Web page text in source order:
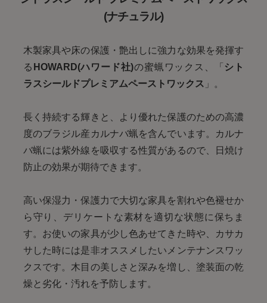
(ナチュラル)
木製家具や床の保護・艶出しに強力な効果を発揮す
る HOWARD(ハワード社)の蜜蝋ワックス、「 シト
ラスシールドプレミアムペーストワックス 」。
長く持続する輝きと、より優れた保護のための高濃
度のブラジル産カルナバ蝋を含んでいます。カルナ
バ蝋には紫外線を吸収する性質があるので、日焼け
防止の効果が期待できます。
高い保湿力・保護力で大切な家具を割れや色褪せか
ら守り、デリケートな素材を適切な状態に保ちま
す。お使いの家具が少し色あせてきた時や、カサカ
サした時には是非オススメしたいメンテナンスワッ
クスです。木目の美しさと深みを増し、塗装面の乾
燥と劣化・汚れを予防します。